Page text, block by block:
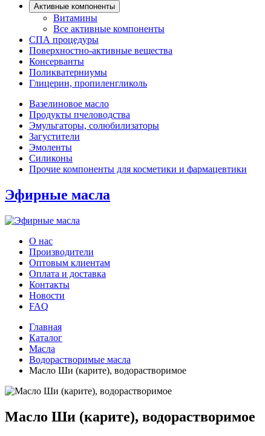
Активные компоненты
Витамины
Все активные компоненты
СПА процедуры
Поверхностно-активные вещества
Консерванты
Поликватерниумы
Глицерин, пропиленгликоль
Вазелиновое масло
Продукты пчеловодства
Эмульгаторы, солюбилизаторы
Загустители
Эмоленты
Силиконы
Прочие компоненты для косметики и фармацевтики
Эфирные масла
О нас
Производители
Оптовым клиентам
Оплата и доставка
Контакты
Новости
FAQ
Главная
Каталог
Масла
Водорастворимые масла
Масло Ши (карите), водорастворимое
Масло Ши (карите), водорастворимое